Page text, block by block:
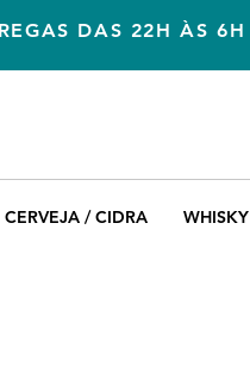
CERVEJA / CIDRA WHISKY
DAS 22H ÀS 6H